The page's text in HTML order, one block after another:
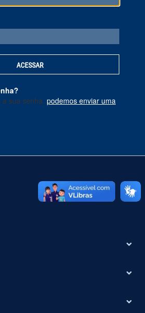
sua senha, podemos enviar uma